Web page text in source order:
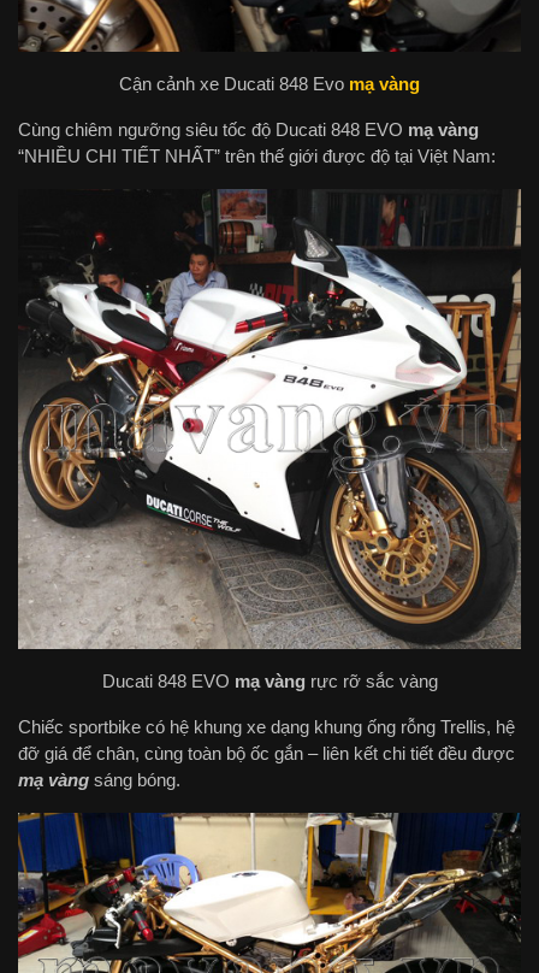
Cận cảnh xe Ducati 848 Evo mạ vàng
Cùng chiêm ngưỡng siêu tốc độ Ducati 848 EVO mạ vàng
“NHIỀU CHI TIẾT NHẤT” trên thế giới được độ tại Việt Nam:
Ducati 848 EVO mạ vàng rực rỡ sắc vàng
Chiếc sportbike có hệ khung xe dạng khung ống rỗng Trellis, hệ
đỡ giá để chân, cùng toàn bộ ốc gắn – liên kết chi tiết đều được
mạ vàng sáng bóng.